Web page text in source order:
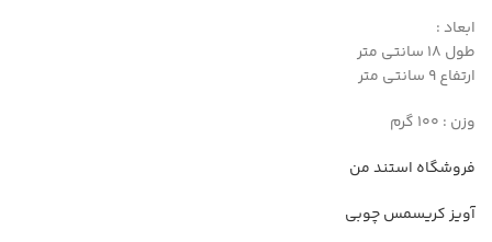
ابعاد :
طول 18 سانتی متر
ارتفاع 9 سانتی متر
وزن : 100 گرم
فروشگاه استند من
آویز کریسمس چوبی